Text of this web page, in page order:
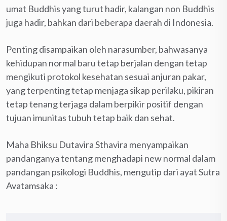
umat Buddhis yang turut hadir, kalangan non Buddhis
juga hadir, bahkan dari beberapa daerah di Indonesia.
Penting disampaikan oleh narasumber, bahwasanya
kehidupan normal baru tetap berjalan dengan tetap
mengikuti protokol kesehatan sesuai anjuran pakar,
yang terpenting tetap menjaga sikap perilaku, pikiran
tetap tenang terjaga dalam berpikir positif dengan
tujuan imunitas tubuh tetap baik dan sehat.
Maha Bhiksu Dutavira Sthavira menyampaikan
pandanganya tentang menghadapi new normal dalam
pandangan psikologi Buddhis, mengutip dari ayat Sutra
Avatamsaka :